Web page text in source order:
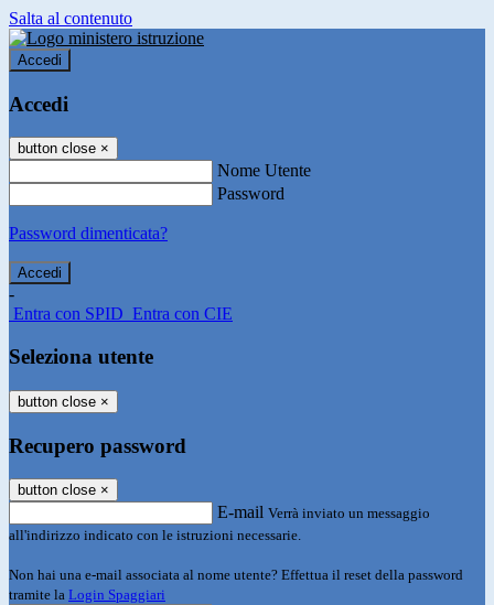
Salta al contenuto
Accedi
Accedi
button close ×
Nome Utente
Password
Password dimenticata?
-
Entra con SPID Entra con CIE
Seleziona utente
button close ×
Recupero password
button close ×
E-mail Verrà inviato un messaggio
all'indirizzo indicato con le istruzioni necessarie.
Non hai una e-mail associata al nome utente? Effettua il reset della password
tramite la Login Spaggiari